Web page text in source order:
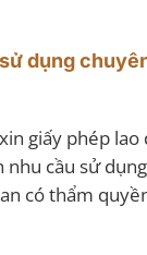
dụng
giấy phép lao
cầu sử
có thẩm